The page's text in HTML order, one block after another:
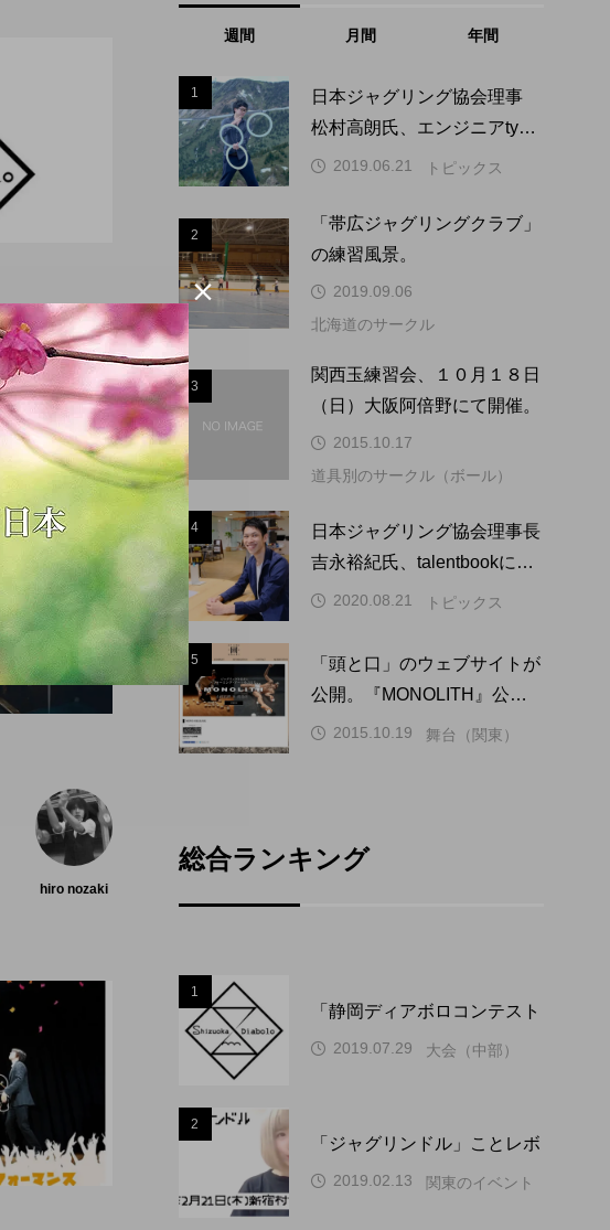
hiro nozaki
hiro nozaki
週間 月間 年間
1
日本ジャグリング協会理事
松村高朗氏、エンジニアtype
にインタビュー掲載。
2019.06.21 トピックス
2
「帯広ジャグリングクラブ」
の練習風景。
2019.09.06
北海道のサークル
3
関西玉練習会、１０月１８日
（日）大阪阿倍野にて開催。
2015.10.17
道具別のサークル（ボール）
4
日本ジャグリング協会理事長
吉永裕紀氏、talentbookにイ
ンタビュー掲載。
2020.08.21 トピックス
5
「頭と口」のウェブサイトが
公開。『MONOLITH』公演
の情報解禁とチケット予約開
2015.10.19 舞台（関東）
総合ランキング
1
「静岡ディアボロコンテスト ２０
2019.07.29 大会（中部）
2
「ジャグリンドル」ことレボリュー
2019.02.13 関東のイベント
